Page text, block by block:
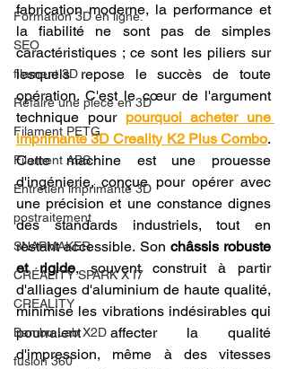
Formation 3D en ligne.
SEO
filament 3D
Refaire une piece en 3D
Filament PETG
Filament ABS
Entretien imprimante 3D
postraitement
SNAPMAKER
CRÉALITY SPARK X I7
CREALITY
Bambu Lab X2D
fusion 360
fabrication moderne, la performance et
la fiabilité ne sont pas de simples
caractéristiques ; ce sont les piliers sur
lesquels repose le succès de toute
opération. C'est le cœur de l'argument
technique pour pourquoi acheter une
imprimante 3D Creality K2 Plus Combo.
Cette machine est une prouesse
d'ingénierie, conçue pour opérer avec
une précision et une constance dignes
des standards industriels, tout en
restant accessible. Son châssis robuste
et rigide, souvent construit à partir
d'alliages d'aluminium de haute qualité,
minimise les vibrations indésirables qui
pourraient affecter la qualité
d'impression, même à des vitesses